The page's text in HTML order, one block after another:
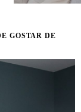
GOSTAR DE